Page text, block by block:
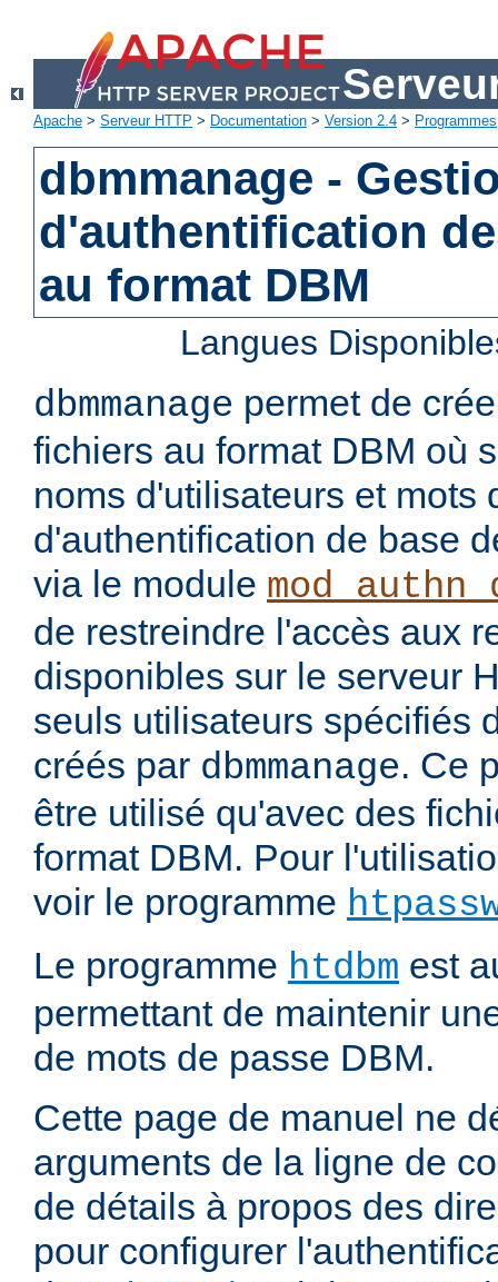
Apache > Serveur HTTP > Documentation > Version 2.4 > Programmes
dbmmanage -
d'authentification
au format DBM
Langues
dbmmanage permet de
fichiers au format DBM où
noms d'utilisateurs et mots
d'authentification de base
via le module
de restreindre l'accès aux
disponibles sur le serveur
seuls utilisateurs spécifiés
créés par dbmmanage. Ce
être utilisé qu'avec des
format DBM. Pour
voir le programme
Le programme htdbm est
permettant de maintenir
de mots de passe DBM.
Cette page de manuel ne
arguments de la ligne de
de détails à propos des
pour configurer